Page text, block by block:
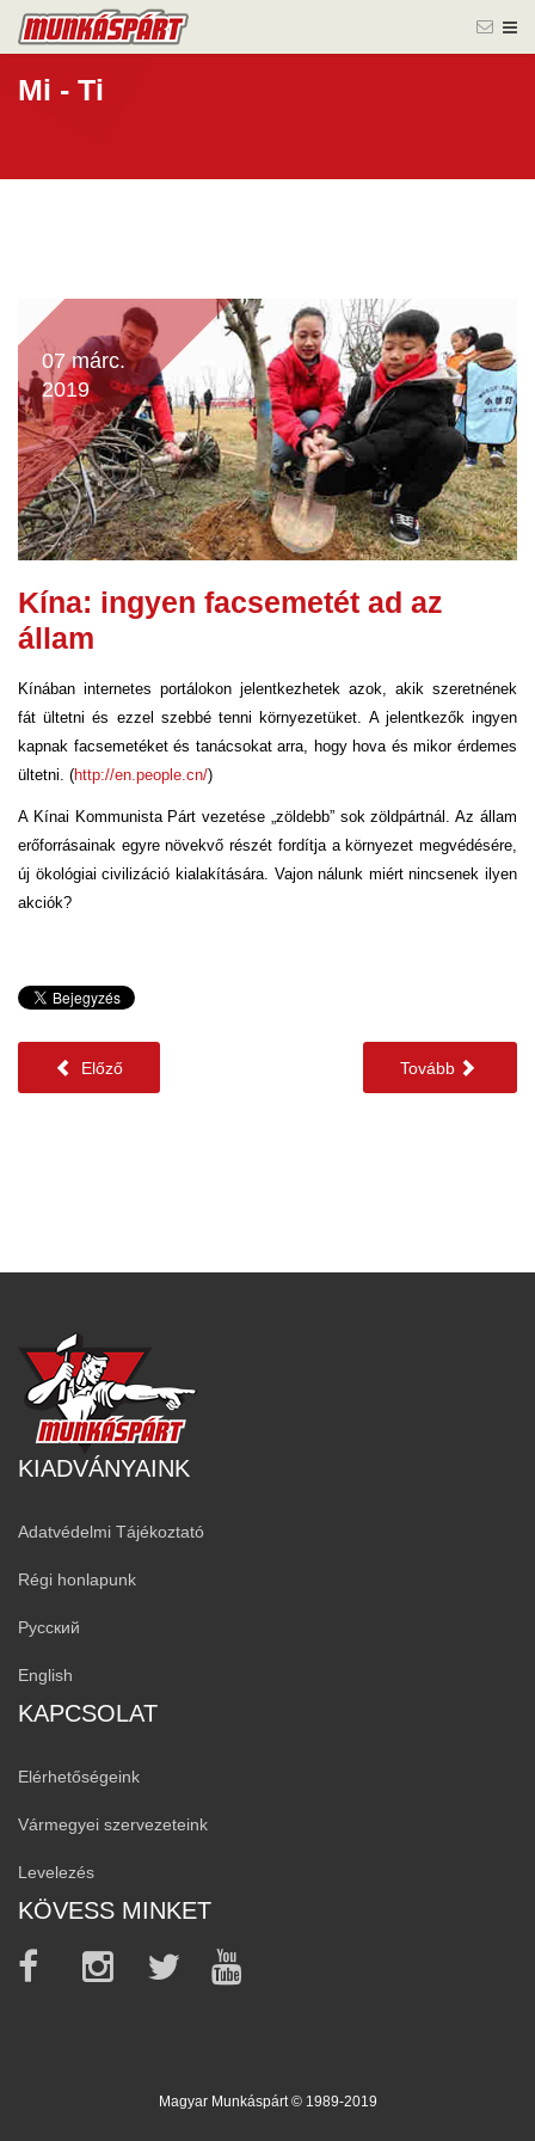
Mi - Ti
07 márc.
2019
Kína: ingyen facsemetét ad az
állam
Kínában internetes portálokon jelentkezhetek azok, akik szeretnének
fát ültetni és ezzel szebbé tenni környezetüket. A jelentkezők ingyen
kapnak facsemetéket és tanácsokat arra, hogy hova és mikor érdemes
ültetni. (http://en.people.cn/)
A Kínai Kommunista Párt vezetése „zöldebb” sok zöldpártnál. Az állam
erőforrásainak egyre növekvő részét fordítja a környezet megvédésére,
új ökológiai civilizáció kialakítására. Vajon nálunk miért nincsenek ilyen
akciók?
Előző Tovább
KIADVÁNYAINK
Adatvédelmi Tájékoztató
Régi honlapunk
Русский
English
KAPCSOLAT
Elérhetőségeink
Vármegyei szervezeteink
Levelezés
KÖVESS MINKET
Magyar Munkáspárt © 1989-2019